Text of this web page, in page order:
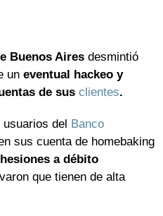
Buenos Aires desmintió
un eventual hackeo y
de sus clientes.
del Banco
sus cuenta de homebaking
a débito
que tienen de alta